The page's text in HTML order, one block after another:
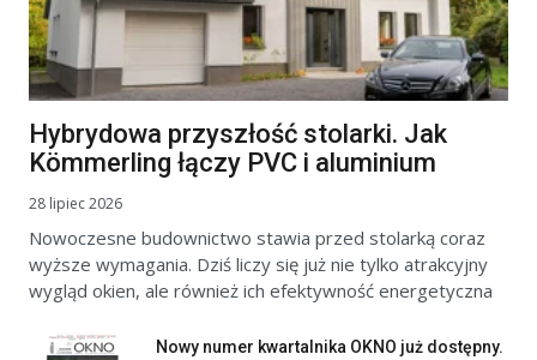
Hybrydowa przyszłość stolarki. Jak
Kömmerling łączy PVC i aluminium
28 lipiec 2026
Nowoczesne budownictwo stawia przed stolarką coraz
wyższe wymagania. Dziś liczy się już nie tylko atrakcyjny
wygląd okien, ale również ich efektywność energetyczna
Nowy numer kwartalnika OKNO już dostępny.